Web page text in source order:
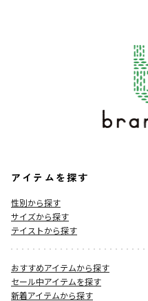
アイテムを探す
性別から探す
サイズから探す
テイストから探す
おすすめアイテムから探す
セール中アイテムを探す
新着アイテムから探す